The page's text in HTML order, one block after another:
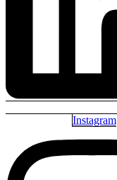
Instagram